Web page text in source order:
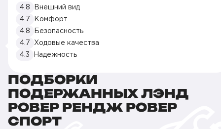
4.8
Внешний вид
4.7
Комфорт
4.8
Безопасность
4.7
Ходовые качества
4.3
Надежность
ПОДБОРКИ
ПОДЕРЖАННЫХ ЛЭНД
РОВЕР РЕНДЖ РОВЕР
СПОРТ